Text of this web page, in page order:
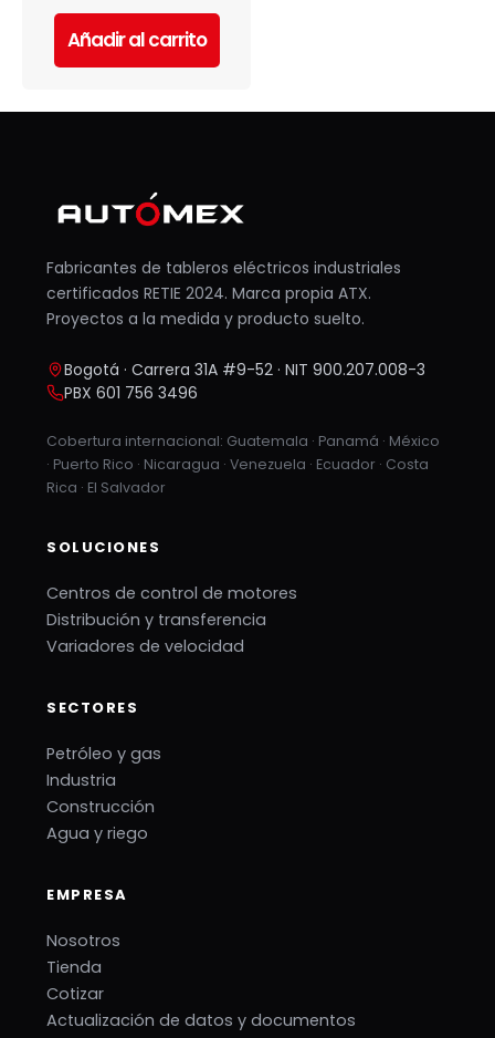
Añadir al carrito
Fabricantes de tableros eléctricos industriales
certificados RETIE 2024. Marca propia ATX.
Proyectos a la medida y producto suelto.
Bogotá · Carrera 31A #9-52 · NIT 900.207.008-3
PBX 601 756 3496
Cobertura internacional: Guatemala · Panamá · México
· Puerto Rico · Nicaragua · Venezuela · Ecuador · Costa
Rica · El Salvador
SOLUCIONES
Centros de control de motores
Distribución y transferencia
Variadores de velocidad
SECTORES
Petróleo y gas
Industria
Construcción
Agua y riego
EMPRESA
Nosotros
Tienda
Cotizar
Actualización de datos y documentos